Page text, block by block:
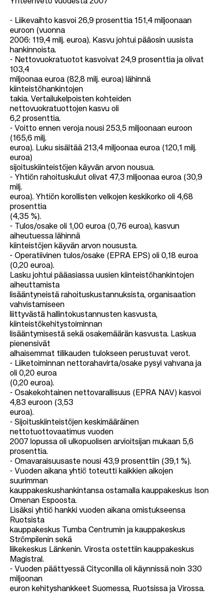
- Liikevaihto kasvoi 26,9 prosenttia 151,4 miljoonaan
euroon (vuonna
2006: 119,4 milj. euroa). Kasvu johtui pääosin uusista
hankinnoista.
- Nettovuokratuotot kasvoivat 24,9 prosenttia ja olivat
103,4
miljoonaa euroa (82,8 milj. euroa) lähinnä
kiinteistöhankintojen
takia. Vertailukelpoisten kohteiden
nettovuokratuottojen kasvu oli
6,2 prosenttia.
- Voitto ennen veroja nousi 253,5 miljoonaan euroon
(165,6 milj.
euroa). Luku sisältää 213,4 miljoonaa euroa (120,1 milj.
euroa)
sijoituskiinteistöjen käyvän arvon nousua.
- Yhtiön rahoituskulut olivat 47,3 miljoonaa euroa (30,9
milj.
euroa). Yhtiön korollisten velkojen keskikorko oli 4,68
prosenttia
(4,35 %).
- Tulos/osake oli 1,00 euroa (0,76 euroa), kasvun
aiheutuessa lähinnä
kiinteistöjen käyvän arvon noususta.
- Operatiivinen tulos/osake (EPRA EPS) oli 0,18 euroa
(0,20 euroa).
Lasku johtui pääasiassa uusien kiinteistöhankintojen
aiheuttamista
lisääntyneistä rahoituskustannuksista, organisaation
vahvistamiseen
liittyvästä hallintokustannusten kasvusta,
kiinteistökehitystoiminnan
lisääntymisestä sekä osakemäärän kasvusta. Laskua
pienensivät
alhaisemmat tilikauden tulokseen perustuvat verot.
- Liiketoiminnan nettorahavirta/osake pysyi vahvana ja
oli 0,20 euroa
(0,20 euroa).
- Osakekohtainen nettovarallisuus (EPRA NAV) kasvoi
4,83 euroon (3,53
euroa).
- Sijoituskiinteistöjen keskimääräinen
nettotuottovaatimus vuoden
2007 lopussa oli ulkopuolisen arvioitsijan mukaan 5,6
prosenttia.
- Omavaraisuusaste nousi 43,9 prosenttiin (39,1 %).
- Vuoden aikana yhtiö toteutti kaikkien aikojen
suurimman
kauppakeskushankintansa ostamalla kauppakeskus Ison
Omenan Espoosta.
Lisäksi yhtiö hankki vuoden aikana omistukseensa
Ruotsista
kauppakeskus Tumba Centrumin ja kauppakeskus
Strömpilenin sekä
liikekeskus Länkenin. Virosta ostettiin kauppakeskus
Magistral.
- Vuoden päättyessä Cityconilla oli käynnissä noin 330
miljoonan
euron kehityshankkeet Suomessa, Ruotsissa ja Virossa.